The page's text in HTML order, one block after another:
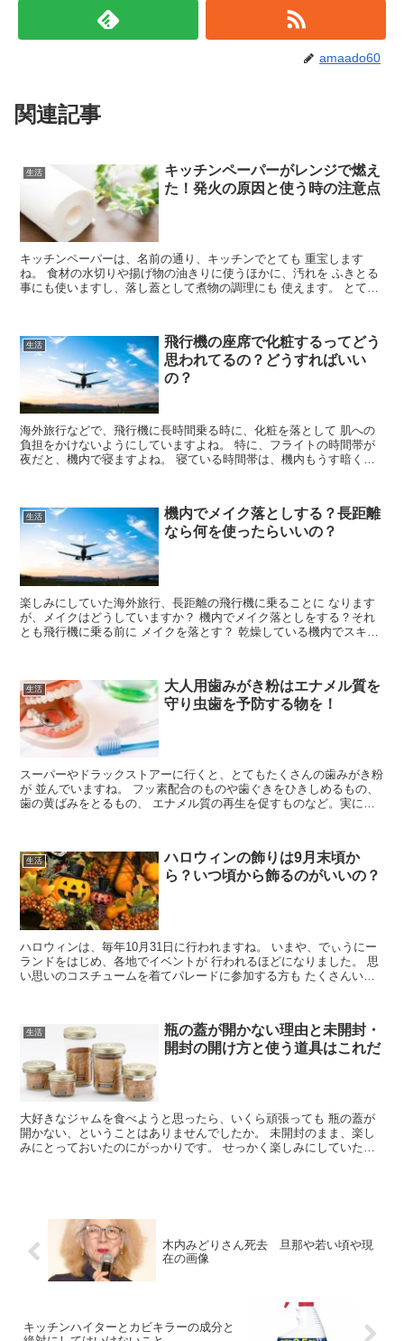
amaado60
関連記事
生活
キッチンペーパーがレンジで燃え
た！発火の原因と使う時の注意点
キッチンペーパーは、名前の通り、キッチンでとても 重宝します
ね。 食材の水切りや揚げ物の油きりに使うほかに、汚れを ふきとる
事にも使いますし、落し蓋として煮物の調理にも 使えます。 とても
生活
飛行機の座席で化粧するってどう
思われてるの？どうすればいい
の？
海外旅行などで、飛行機に長時間乗る時に、化粧を落として 肌への
負担をかけないようにしていますよね。 特に、フライトの時間帯が
夜だと、機内で寝ますよね。 寝ている時間帯は、機内もうす暗くな
生活
機内でメイク落としする？長距離
なら何を使ったらいいの？
楽しみにしていた海外旅行、長距離の飛行機に乗ることに なります
が、メイクはどうしていますか？ 機内でメイク落としをする？それ
とも飛行機に乗る前に メイクを落とす？ 乾燥している機内でスキン
生活
大人用歯みがき粉はエナメル質を
守り虫歯を予防する物を！
スーパーやドラックストアーに行くと、とてもたくさんの歯みがき粉
が 並んでいますね。 フッ素配合のものや歯ぐきをひきしめるもの、
歯の黄ばみをとるもの、 エナメル質の再生を促すものなど。実に
生活
ハロウィンの飾りは9月末頃か
ら？いつ頃から飾るのがいいの？
ハロウィンは、毎年10月31日に行われますね。 いまや、でぃうにー
ランドをはじめ、各地でイベントが 行われるほどになりました。 思
い思いのコスチュームを着てパレードに参加する方も たくさんいま
生活
瓶の蓋が開かない理由と未開封・
開封の開け方と使う道具はこれだ
大好きなジャムを食べようと思ったら、いくら頑張っても 瓶の蓋が
開かない、ということはありませんでしたか。 未開封のまま、楽し
みにとっておいたのにがっかりです。 せっかく楽しみにしていたの
木内みどりさん死去 旦那や若い頃や現
在の画像
キッチンハイターとカビキラーの成分と